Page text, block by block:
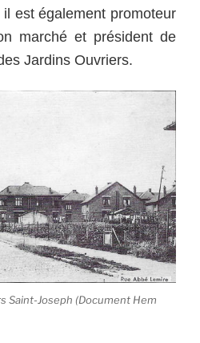
est également promoteur
marché et président de
Jardins Ouvriers.
Saint-Joseph (Document Hem